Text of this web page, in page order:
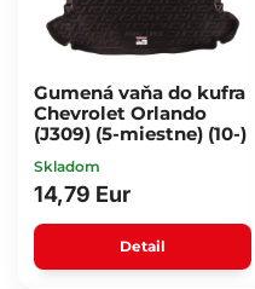
Gumená vaňa do kufra
Chevrolet Orlando
(J309) (5-miestne) (10-)
Skladom
14,79 Eur
Detail